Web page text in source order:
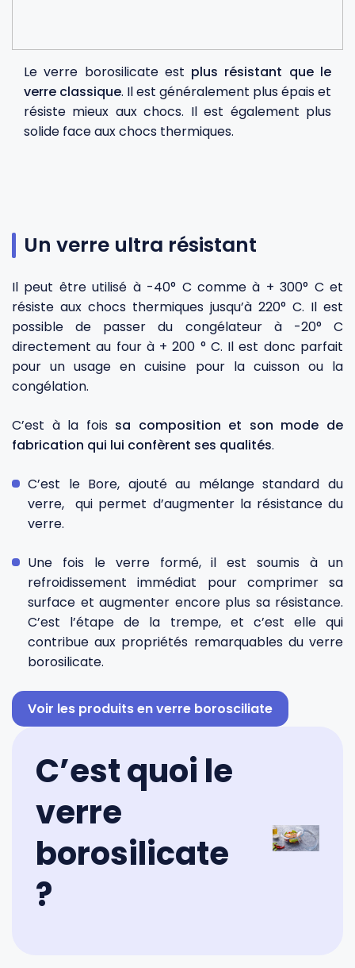
Écumoires
Baguettes
Pinceaux
Râteaux
Rouleaux
Gourdes
Glaçons
Couteaux à huîtres
Couteaux à pain
Éplucheurs et zesteurs
Évideurs
Couteaux de poche
Couteaux tartineurs
Aiguiseurs
Planches à découper
Moules
Cercles à tarte
Opinel
De Buyer
SIF Unis
Pyrex
Le verre borosilicate est plus résistant que le
verre classique. Il est généralement plus épais et
résiste mieux aux chocs. Il est également plus
solide face aux chocs thermiques.
Un verre ultra résistant
Il peut être utilisé à -40° C comme à + 300° C et
résiste aux chocs thermiques jusqu’à 220° C. Il est
possible de passer du congélateur à -20° C
directement au four à + 200 ° C. Il est donc parfait
pour un usage en cuisine pour la cuisson ou la
congélation.
C’est à la fois sa composition et son mode de
fabrication qui lui confèrent ses qualités.
C’est le Bore, ajouté au mélange standard du
verre, qui permet d’augmenter la résistance du
verre.
Une fois le verre formé, il est soumis à un
refroidissement immédiat pour comprimer sa
surface et augmenter encore plus sa résistance.
C’est l’étape de la trempe, et c’est elle qui
contribue aux propriétés remarquables du verre
borosilicate.
Voir les produits en verre borosciliate
C’est quoi le
verre
borosilicate
?